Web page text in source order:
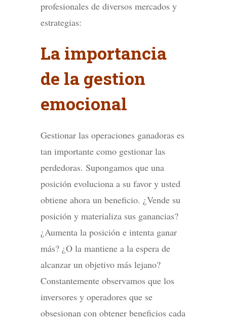
profesionales de diversos mercados y
estrategias:
La importancia
de la gestion
emocional
Gestionar las operaciones ganadoras es
tan importante como gestionar las
perdedoras. Supongamos que una
posición evoluciona a su favor y usted
obtiene ahora un beneficio. ¿Vende su
posición y materializa sus ganancias?
¿Aumenta la posición e intenta ganar
más? ¿O la mantiene a la espera de
alcanzar un objetivo más lejano?
Constantemente observamos que los
inversores y operadores que se
obsesionan con obtener beneficios cada